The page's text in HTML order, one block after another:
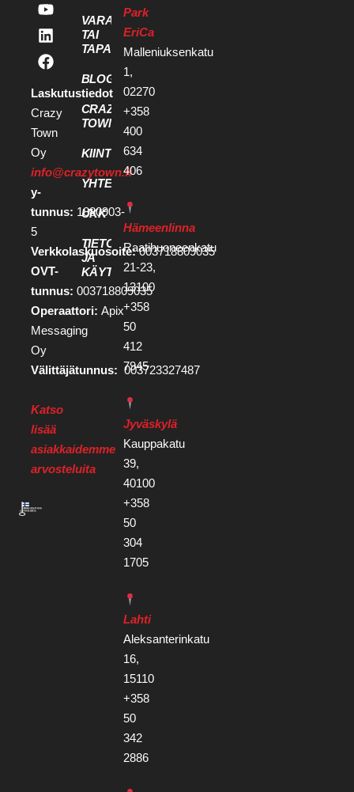
Laskutustiedot
Crazy
Town
Oy
info@crazytown.fi
y-
tunnus: 1880903-
5
Verkkolaskuosoite:003718809035
OVT-
tunnus: 003718809035
Operaattori: Apix
Messaging
Oy
Välittäjätunnus: 003723327487
Katso
lisää
asiakkaidemme
arvosteluita
VARAA KOKOUS
TAI
TAPAHTUMATILA
BLOGI
CRAZY
TOWN
KIINTEISTÖKEHITTÄJILLE
YHTEYSTIEDOT
UKK
TIETOSUOJA
JA
KÄYTTÖEHDOT
Park
EriCa
Malleniuksenkatu
1,
02270
+358
400
634
406
Hämeenlinna
Raatihuoneenkatu
21-23,
13100
+358
50
412
7945
Jyväskylä
Kauppakatu
39,
40100
+358
50
304
1705
Lahti
Aleksanterinkatu
16,
15110
+358
50
342
2886